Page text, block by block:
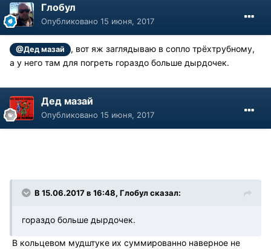
Глобул
Опубликовано 15 июня, 2017
@Дед мазай
, вот яж заглядываю в сопло трёхтрубному,
а у него там для погреть гораздо больше дырдочек.
Дед мазай
Опубликовано 15 июня, 2017
В 15.06.2017 в 16:48, Глобул сказал:
гораздо больше дырдочек.
В кольцевом мудштуке их суммированно наверное не